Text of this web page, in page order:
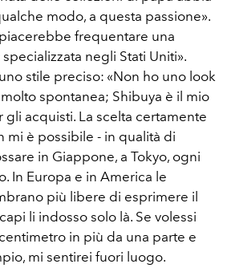
modo, a questa passione».
frequentare una
negli Stati Uniti».
stile preciso: «Non ho uno look
spontanea; Shibuya è il mio
acquisti. La scelta certamente
mi è possibile - in qualità di
in Giappone, a Tokyo, ogni
In Europa e in America le
più libere di esprimere il
li indosso solo là. Se volessi
in più da una parte e
mi sentirei fuori luogo.